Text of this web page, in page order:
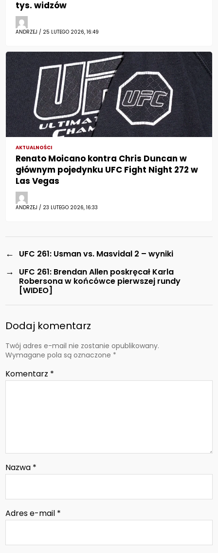
tys. widzów
ANDRZEJ / 25 LUTEGO 2026, 16:49
AKTUALNOŚCI
Renato Moicano kontra Chris Duncan w
głównym pojedynku UFC Fight Night 272 w
Las Vegas
ANDRZEJ / 23 LUTEGO 2026, 16:33
← UFC 261: Usman vs. Masvidal 2 – wyniki
→
UFC 261: Brendan Allen poskręcał Karla
Robersona w końcówce pierwszej rundy
[WIDEO]
Dodaj komentarz
Twój adres e-mail nie zostanie opublikowany.
Wymagane pola są oznaczone *
Komentarz *
Nazwa *
Adres e-mail *